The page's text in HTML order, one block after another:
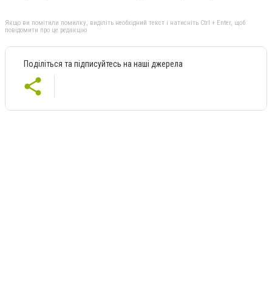
Якщо ви помітили помилку, виділіть необхідний текст і натисніть Ctrl + Enter, щоб
повідомити про це редакцію
Поділіться та підписуйтесь на наші джерела